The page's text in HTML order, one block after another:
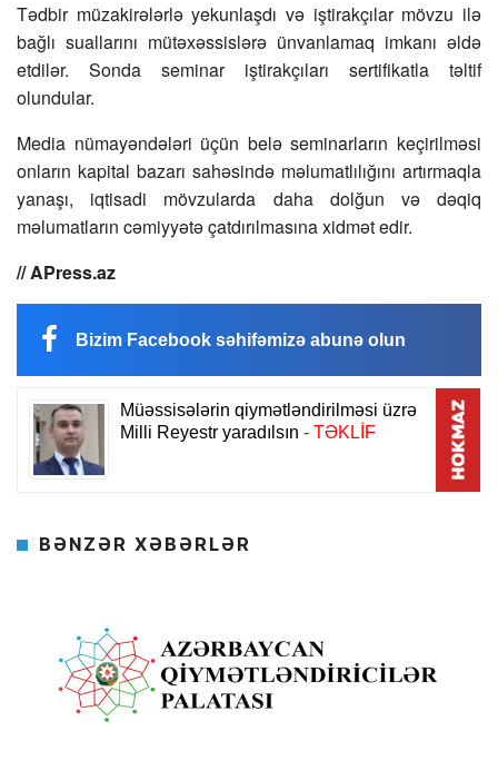
Tədbir müzakirələrlə yekunlaşdı və iştirakçılar mövzu ilə
bağlı suallarını mütəxəssislərə ünvanlamaq imkanı əldə
etdilər. Sonda seminar iştirakçıları sertifikatla təltif
olundular.
Media nümayəndələri üçün belə seminarların keçirilməsi
onların kapital bazarı sahəsində məlumatlılığını artırmaqla
yanaşı, iqtisadi mövzularda daha dolğun və dəqiq
məlumatların cəmiyyətə çatdırılmasına xidmət edir.
// APress.az
Bizim Facebook səhifəmizə abunə olun
BƏNZƏR XƏBƏRLƏR